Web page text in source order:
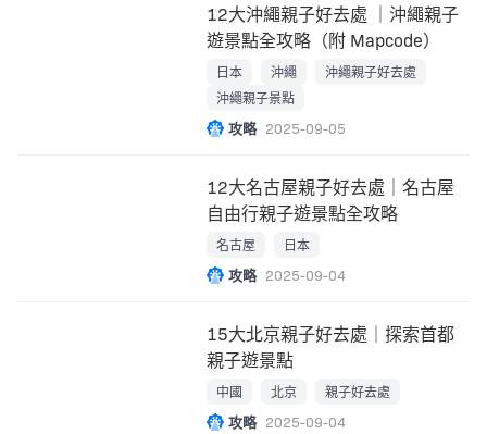
12大沖繩親子好去處 ｜沖繩親子
遊景點全攻略（附 Mapcode）
日本 沖繩
沖繩親子好去處
沖繩親子景點
攻略 2025-09-05
12大名古屋親子好去處｜名古屋
自由行親子遊景點全攻略
名古屋 日本
攻略 2025-09-04
15大北京親子好去處｜探索首都
親子遊景點
中國 北京 親子好去處
攻略 2025-09-04